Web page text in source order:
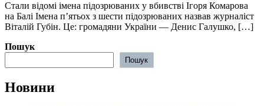
️Стали відомі імена підозрюваних у вбивстві Ігоря Комарова
на Балі Імена пʼятьох з шести підозрюваних назвав журналіст
Віталій Губін. Це: громадяни України — Денис Галушко, […]
Пошук
Пошук
Новини